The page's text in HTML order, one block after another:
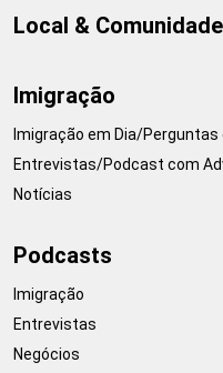
Local & Comunidade
Imigração
Imigração em Dia/
Entrevistas/Podcast com
Notícias
Podcasts
Imigração
Entrevistas
Negócios